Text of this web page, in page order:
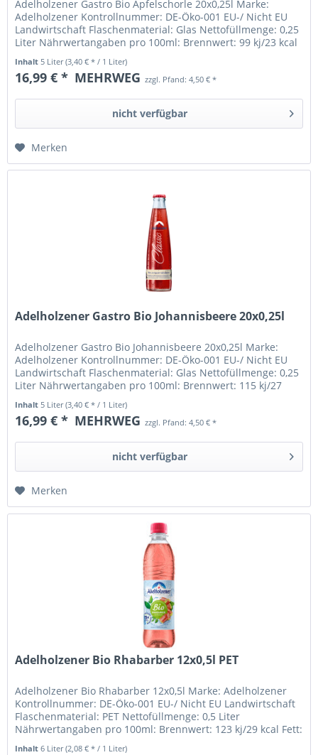
Adelholzener Gastro Bio Apfelschorle 20x0,25l Marke:
Adelholzener Kontrollnummer: DE-Öko-001 EU-/ Nicht EU
Landwirtschaft Flaschenmaterial: Glas Nettofüllmenge: 0,25
Liter Nährwertangaben pro 100ml: Brennwert: 99 kj/23 kcal
Inhalt 5 Liter(3,40 € * / 1 Liter)
16,99 € * MEHRWEG zzgl. Pfand: 4,50 € *
nicht verfügbar
Merken
Adelholzener Gastro Bio Johannisbeere 20x0,25l
Adelholzener Gastro Bio Johannisbeere 20x0,25l Marke:
Adelholzener Kontrollnummer: DE-Öko-001 EU-/ Nicht EU
Landwirtschaft Flaschenmaterial: Glas Nettofüllmenge: 0,25
Liter Nährwertangaben pro 100ml: Brennwert: 115 kj/27
Inhalt5 Liter(3,40 € * / 1 Liter)
16,99 € * MEHRWEG zzgl. Pfand: 4,50 € *
nicht verfügbar
Merken
Adelholzener Bio Rhabarber 12x0,5l PET
Adelholzener Bio Rhabarber 12x0,5l Marke: Adelholzener
Kontrollnummer: DE-Öko-001 EU-/ Nicht EU Landwirtschaft
Flaschenmaterial: PET Nettofüllmenge: 0,5 Liter
Nährwertangaben pro 100ml: Brennwert: 123 kj/29 kcal Fett:
Inhalt6 Liter(2,08 € * / 1 Liter)